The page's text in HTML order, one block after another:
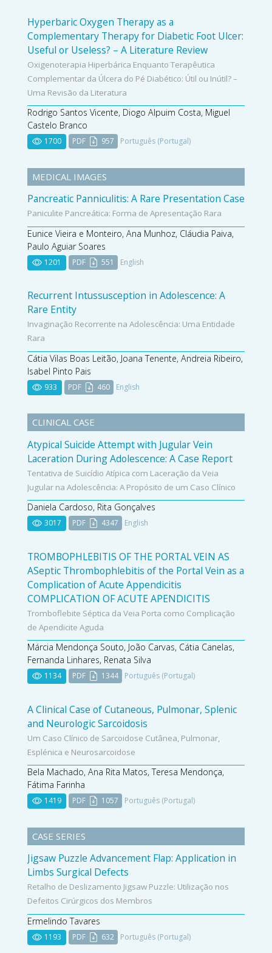
Hyperbaric Oxygen Therapy as a
Complementary Therapy for Diabetic Foot Ulcer:
Useful or Useless? – A Literature Review
Oxigenoterapia Hiperbárica Enquanto Terapêutica
Complementar da Úlcera do Pé Diabético: Útil ou Inútil? –
Uma Revisão da Literatura
Rodrigo Santos Vicente, Diogo Alpuim Costa, Miguel
Castelo Branco
1700 PDF 957 Português (Portugal)
MEDICAL IMAGES
Pancreatic Panniculitis: A Rare Presentation Case
Paniculite Pancreática: Forma de Apresentação Rara
Eunice Vieira e Monteiro, Ana Munhoz, Cláudia Paiva,
Paulo Aguiar Soares
1201 PDF 551 English
Recurrent Intussusception in Adolescence: A
Rare Entity
Invaginação Recorrente na Adolescência: Uma Entidade
Rara
Cátia Vilas Boas Leitão, Joana Tenente, Andreia Ribeiro,
Isabel Pinto Pais
933 PDF 460 English
CLINICAL CASE
Atypical Suicide Attempt with Jugular Vein
Laceration During Adolescence: A Case Report
Tentativa de Suicídio Atípica com Laceração da Veia
Jugular na Adolescência: A Propósito de um Caso Clínico
Daniela Cardoso, Rita Gonçalves
3017 PDF 4347 English
TROMBOPHLEBITIS OF THE PORTAL VEIN AS
ASeptic Thrombophlebitis of the Portal Vein as a
Complication of Acute Appendicitis
COMPLICATION OF ACUTE APENDICITIS
Tromboflebite Séptica da Veia Porta como Complicação
de Apendicite Aguda
Márcia Mendonça Souto, João Carvas, Cátia Canelas,
Fernanda Linhares, Renata Silva
1134 PDF 1344 Português (Portugal)
A Clinical Case of Cutaneous, Pulmonar, Splenic
and Neurologic Sarcoidosis
Um Caso Clínico de Sarcoidose Cutânea, Pulmonar,
Esplénica e Neurosarcoidose
Bela Machado, Ana Rita Matos, Teresa Mendonça,
Fátima Farinha
1419 PDF 1057 Português (Portugal)
CASE SERIES
Jigsaw Puzzle Advancement Flap: Application in
Limbs Surgical Defects
Retalho de Deslizamento Jigsaw Puzzle: Utilização nos
Defeitos Cirúrgicos dos Membros
Ermelindo Tavares
1193 PDF 632 Português (Portugal)